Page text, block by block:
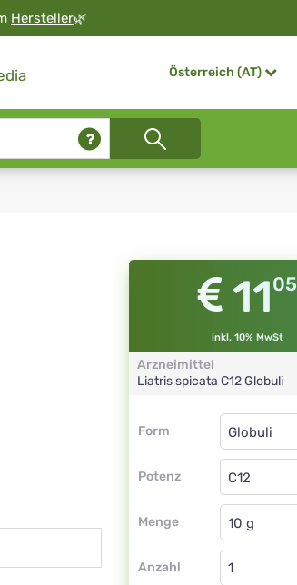
Hersteller🌿
Österreich (AT)
1105
inkl. 10% MwSt
Arzneimittel
Liatris spicata C12 Globuli
Form
Form
Potenz
Globuli
C12
Menge
Globuli
Anzahl